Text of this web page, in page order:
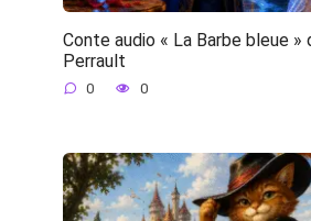
Conte audio « La Barbe bleue »
Perrault
0 0